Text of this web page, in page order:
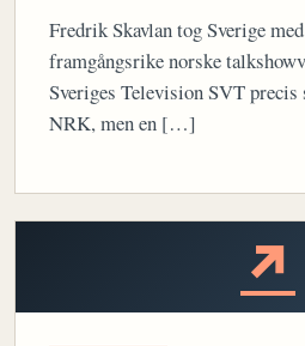
Fredrik Skavlan tog Sverige
framgångsrike norske
Sveriges Television SVT precis
NRK, men en […]
↗